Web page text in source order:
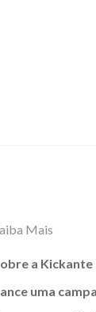
Mais
a Kickante
uma